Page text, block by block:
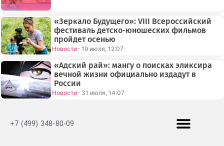
«Зеркало Будущего»: VIII Всероссийский
фестиваль детско-юношеских фильмов
пройдет осенью
Новости- 19 июля, 12:07
«Адский рай»: мангу о поисках эликсира
вечной жизни официально издадут в
России
Новости- 31 июля, 14:07
+7 (499) 348-80-09